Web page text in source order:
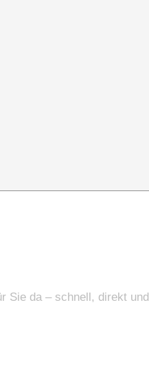
Sie da – schnell, direkt und